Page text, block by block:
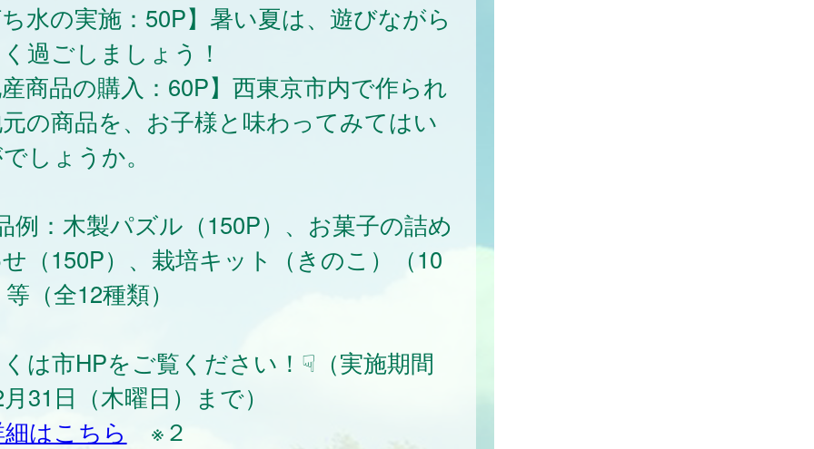
水の実施：50P】暑い夏は、遊びながら
過ごしましょう！
商品の購入：60P】西東京市内で作られ
の商品を、お子様と味わってみてはい
しょうか。
例：木製パズル（150P）、お菓子の詰め
（150P）、栽培キット（きのこ）（10
（全12種類）
は市HPをご覧ください！☟（実施期間
31日（木曜日）まで）
はこちら
※２